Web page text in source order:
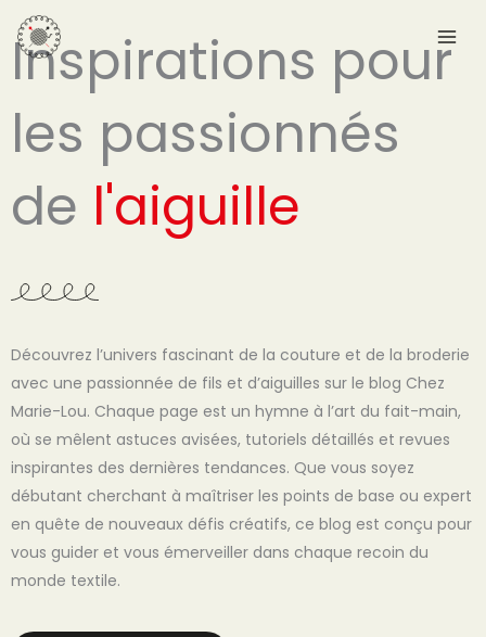
Aller
au
contenu
Inspirations pour
les passionnés
de l'aiguille
Découvrez l’univers fascinant de la couture et de la broderie
avec une passionnée de fils et d’aiguilles sur le blog Chez
Marie-Lou. Chaque page est un hymne à l’art du fait-main,
où se mêlent astuces avisées, tutoriels détaillés et revues
inspirantes des dernières tendances. Que vous soyez
débutant cherchant à maîtriser les points de base ou expert
en quête de nouveaux défis créatifs, ce blog est conçu pour
vous guider et vous émerveiller dans chaque recoin du
monde textile.